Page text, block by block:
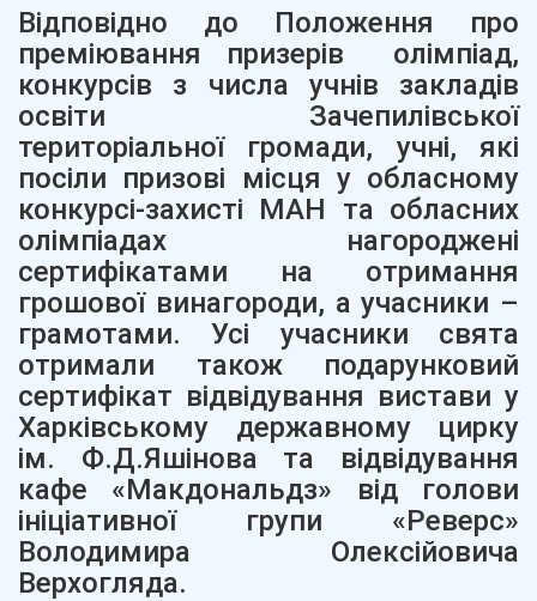
Відповідно до Положення про
преміювання призерів олімпіад,
конкурсів з числа учнів закладів
освіти Зачепилівської
територіальної громади, учні, які
посіли призові місця у обласному
конкурсі-захисті МАН та обласних
олімпіадах нагороджені
сертифікатами на отримання
грошової винагороди, а учасники –
грамотами. Усі учасники свята
отримали також подарунковий
сертифікат відвідування вистави у
Харківському державному цирку
ім. Ф.Д.Яшінова та відвідування
кафе «Макдональдз» від голови
ініціативної групи «Реверс»
Володимира Олексійовича
Верхогляда.